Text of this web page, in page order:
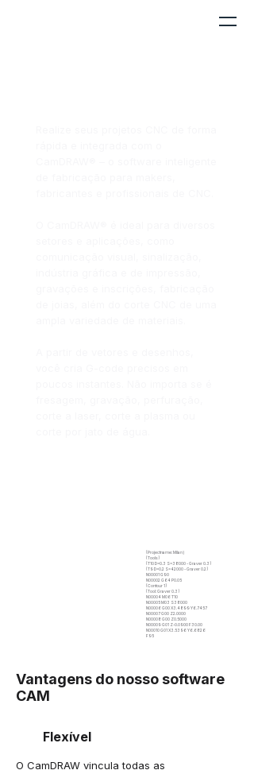
(Projectname: Milan)
(Tools)
(T10 D=0.3 S=38000 - Graver 0.3)
(T9 D=0.2 S=42000 - Graver 0.2)
N00001 G90
N00002 G64 P0.05
(Contour 1)
(Tool: Graver 0.3)
N00004 M06 T10
N00005 M03 S38000
N00006 G00 X3.4899 Y6.7457
N00007 G00 Z2.0000
N00008 G00 Z0.5000
N00009 G01 Z-0.0900 F30.00
N00010 G01 X3.5396 Y6.6826
F95
Vantagens do nosso software
CAM
Flexível
O CamDRAW vincula todas as